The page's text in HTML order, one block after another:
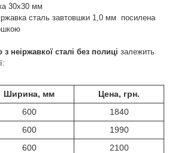
30х30 мм
сталь завтовшки 1,0 мм посилена
неіржавкої сталі без полиці залежить
Ширина, мм
Цена, грн.
600
1840
600
1990
600
2100